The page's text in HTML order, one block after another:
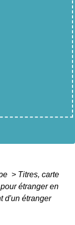
> Titres, carte
étranger en
d'un étranger